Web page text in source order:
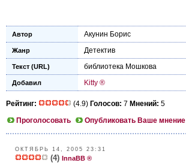
Автор Акунин Борис
Жанр Детектив
Текст (URL) библиотека Мошкова
Добавил Kitty ®
Рейтинг: (4.9) Голосов: 7 Мнений: 5
Проголосовать
Опубликовать Ваше мнение
ОКТЯБРЬ 14, 2005 23:31
(4) InnaBB ®